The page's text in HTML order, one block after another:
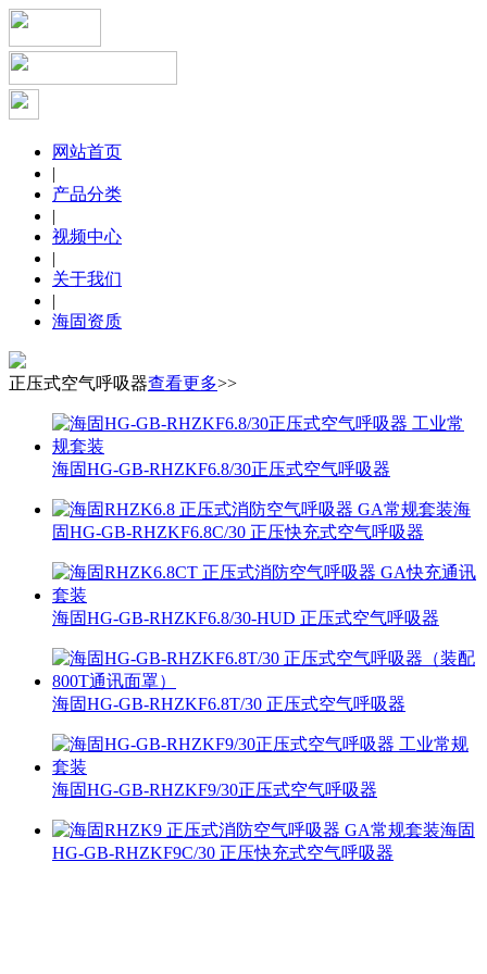
网站首页
|
产品分类
|
视频中心
|
关于我们
|
海固资质
正压式空气呼吸器查看更多>>
海固HG-GB-RHZKF6.8/30正压式空气呼吸器
海
固HG-GB-RHZKF6.8C/30 正压快充式空气呼吸器
海固HG-GB-RHZKF6.8/30-HUD 正压式空气呼吸器
海固HG-GB-RHZKF6.8T/30 正压式空气呼吸器
海固HG-GB-RHZKF9/30正压式空气呼吸器
海固
HG-GB-RHZKF9C/30 正压快充式空气呼吸器